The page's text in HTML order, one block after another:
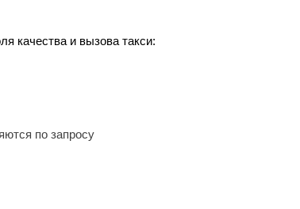
качества и вызова такси:
по запросу